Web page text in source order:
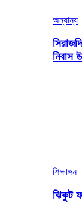
অন্যান্য
নিবাস
শিক্ষাঙ্গন
ঝিকুট